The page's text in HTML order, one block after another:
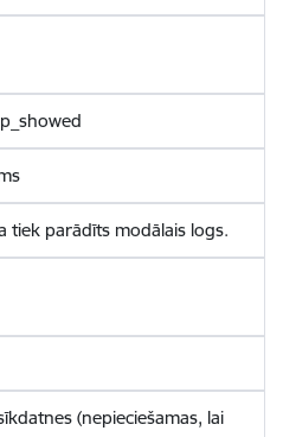
tiek parādīts modālais logs.
(nepieciešamas, lai